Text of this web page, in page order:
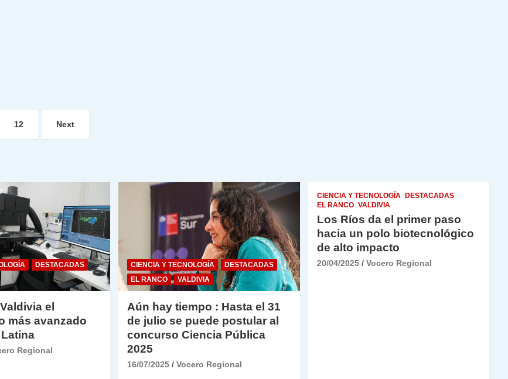
12 Next
DESTACADAS
el
más avanzado
Regional
CIENCIA Y TECNOLOGÍA
DESTACADAS
EL RANCO
VALDIVIA
Aún hay tiempo : Hasta el 31
de julio se puede postular al
concurso Ciencia Pública
2025
16/07/2025 Vocero Regional
CIENCIA Y TECNOLOGÍA
DESTACADAS
EL RANCO VALDIVIA
Los Ríos da el primer paso
hacia un polo biotecnológico
de alto impacto
20/04/2025 Vocero Regional